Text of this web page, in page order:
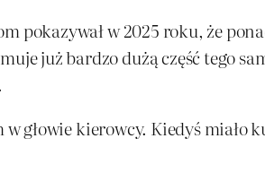
w 2025 roku, że
już bardzo dużą część tego
głowie kierowcy. Kiedyś miało